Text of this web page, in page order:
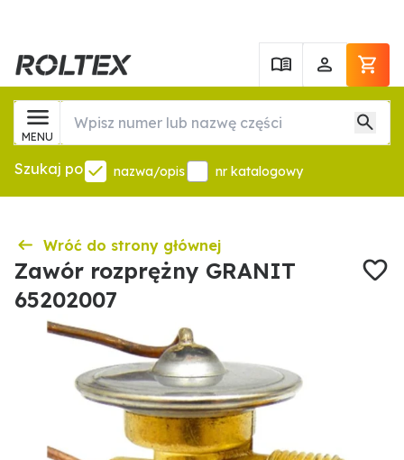
MENU
Szukaj po nazwa/opis nr katalogowy
Wróć do strony głównej
Zawór rozprężny GRANIT
65202007